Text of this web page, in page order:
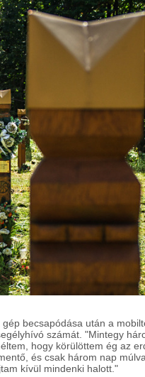
becsapódása után a
számát. "Mintegy
hogy körülöttem ég az
és csak három nap
kívül mindenki halott."